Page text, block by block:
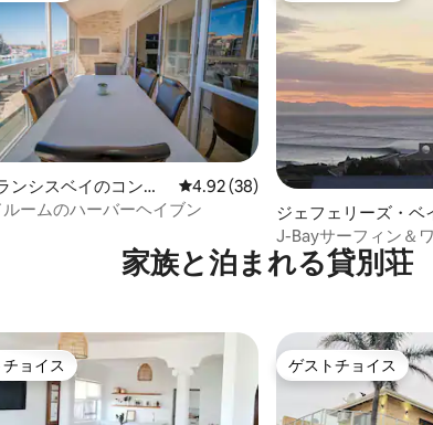
中4.64つ星の平均評価
ンシスベイのコンド
レビュー38件、5つ星中4.92つ星
4.92 (38)
ームのハーバーヘイブン
ジェフェリーズ・ベ
ドミニアム
J-Bayサーフィン＆ワー
ントまで2分
家族と泊まれる貸別荘
チョイス
ョイス ゲストチョイス
ゲストチョイス